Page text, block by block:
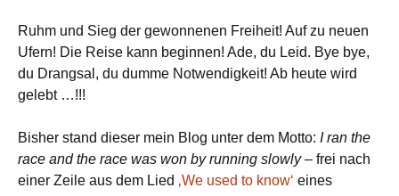
Ruhm und Sieg der gewonnenen Freiheit! Auf zu neuen
Ufern! Die Reise kann beginnen! Ade, du Leid. Bye bye,
du Drangsal, du dumme Notwendigkeit! Ab heute wird
gelebt …!!!
Bisher stand dieser mein Blog unter dem Motto: I ran the
race and the race was won by running slowly– frei nach
einer Zeile aus dem Lied ‚We used to know‘ eines